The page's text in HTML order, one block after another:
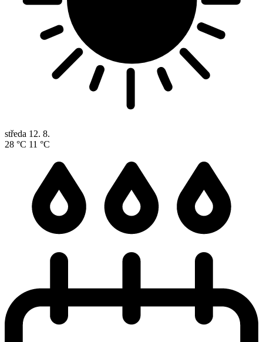
středa 12. 8.
28 °C 11 °C